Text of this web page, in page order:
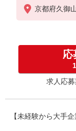
月収例：
手当）
京都府久御
応
求人応
【未経験から大手